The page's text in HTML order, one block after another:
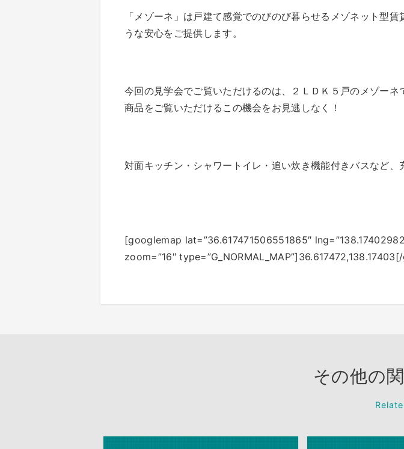
「メゾーネ」は戸建て感覚でのびのび暮らせるメゾネット型
うな安心をご提供します。
今回の見学会でご覧いただけるのは、２ＬＤＫ５戸のメゾー
商品をご覧いただけるこの機会をお見逃しなく！
対面キッチン・シャワートイレ・追い炊き機能付きバスなど、
[googlemap lat=”36.617471506551865″
zoom=”16″
その他の